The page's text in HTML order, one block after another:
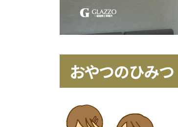
おやつのひみつ